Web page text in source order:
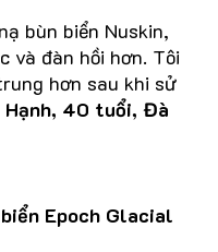
bùn biển Nuskin,
và đàn hồi hơn. Tôi
hơn sau khi sử
Hạnh, 40 tuổi, Đà
Epoch Glacial